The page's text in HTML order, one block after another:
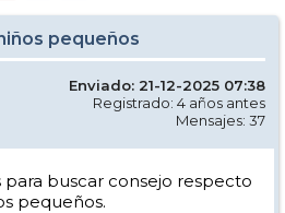
pequeños
Enviado: 21-12-2025 07:38
Registrado: 4 años antes
Mensajes: 37
para buscar consejo respecto
pequeños.